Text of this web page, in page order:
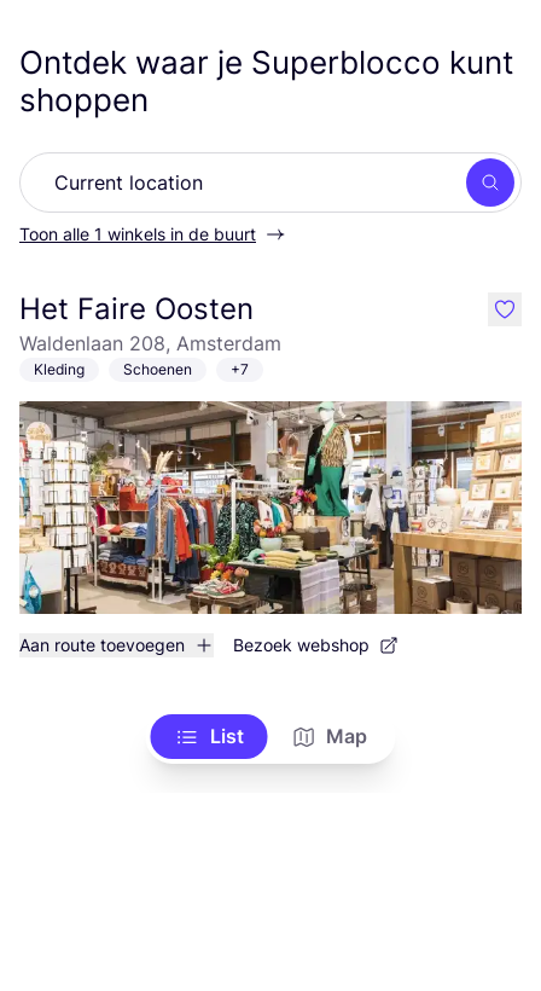
Ontdek waar je Superblocco kunt
shoppen
Zoek
Toon alle 1 winkels in de buurt
Het Faire Oosten
Waldenlaan 208, Amsterdam
Kleding Schoenen +7
Aan route toevoegen Bezoek webshop
like
List Map